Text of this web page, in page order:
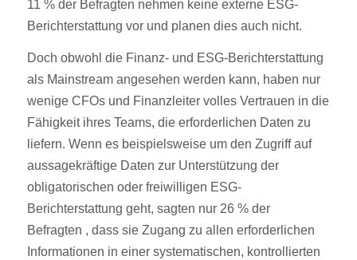
11 % der Befragten nehmen keine externe ESG-
Berichterstattung vor und planen dies auch nicht.
Doch obwohl die Finanz- und ESG-Berichterstattung
als Mainstream angesehen werden kann, haben nur
wenige CFOs und Finanzleiter volles Vertrauen in die
Fähigkeit ihres Teams, die erforderlichen Daten zu
liefern. Wenn es beispielsweise um den Zugriff auf
aussagekräftige Daten zur Unterstützung der
obligatorischen oder freiwilligen ESG-
Berichterstattung geht, sagten nur 26 % der
Befragten , dass sie Zugang zu allen erforderlichen
Informationen in einer systematischen, kontrollierten